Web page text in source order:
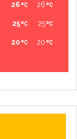
26
26
25
25
20
20